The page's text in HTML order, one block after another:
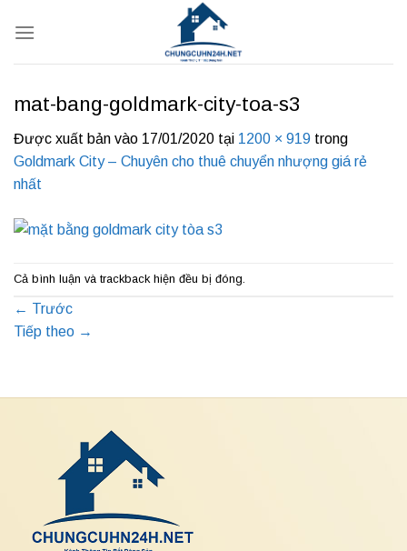
qua
mat-bang-goldmark-city-toa-s3
Được xuất bản vào 17/01/2020 tại 1200 × 919 trong
Goldmark City – Chuyên cho thuê chuyển nhượng giá rẻ
nhất
Cả bình luận và trackback hiện đều bị đóng.
← Trước
Tiếp theo →